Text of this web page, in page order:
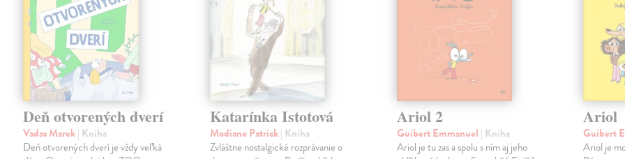
Deň otvorených dverí
Vadas Marek| Kniha
Deň otvorených dverí je vždy veľká
Katarínka Istotová
Modiano Patrick| Kniha
Zvláštne nostalgické rozprávanie o
Ariol 2
Guibert Emmanuel | Kniha
Ariol je tu zas a spolu s ním aj jeho
Ariol
Guibert
Ariol je